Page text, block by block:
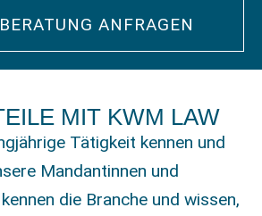
ANFRAGEN
MIT KWM LAW
Tätigkeit kennen und
Mandantinnen und
die Branche und wissen,